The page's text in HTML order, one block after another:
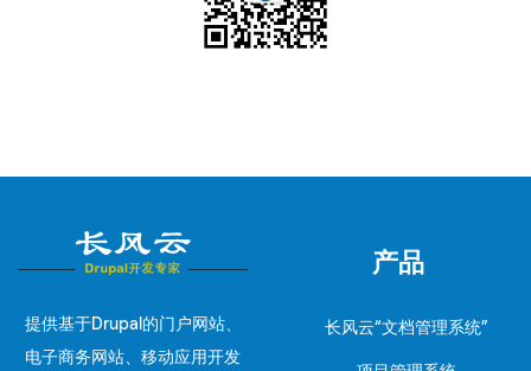
提供基于Drupal的门户网站、
电子商务网站、移动应用开发
产品
长风云“文档管理系统”